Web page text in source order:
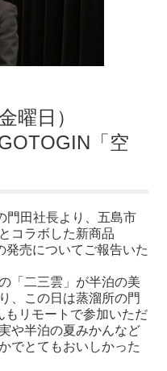
曜日）
「空
門田社長より、五島市
コラボした新商品
発売についてご報告いた
「二三雲」が半泊の美
、この日は蒸溜所の門
もリモートで参加いただ
や半泊の夏みかんなど
でとてもおいしかった